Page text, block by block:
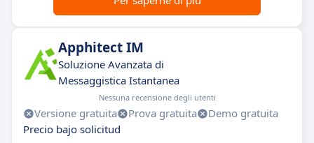
Apphitect IM
Soluzione Avanzata di
Messaggistica Istantanea
Nessuna recensione degli utenti
Versione gratuita Prova gratuita
Demo gratuita
Precio bajo solicitud